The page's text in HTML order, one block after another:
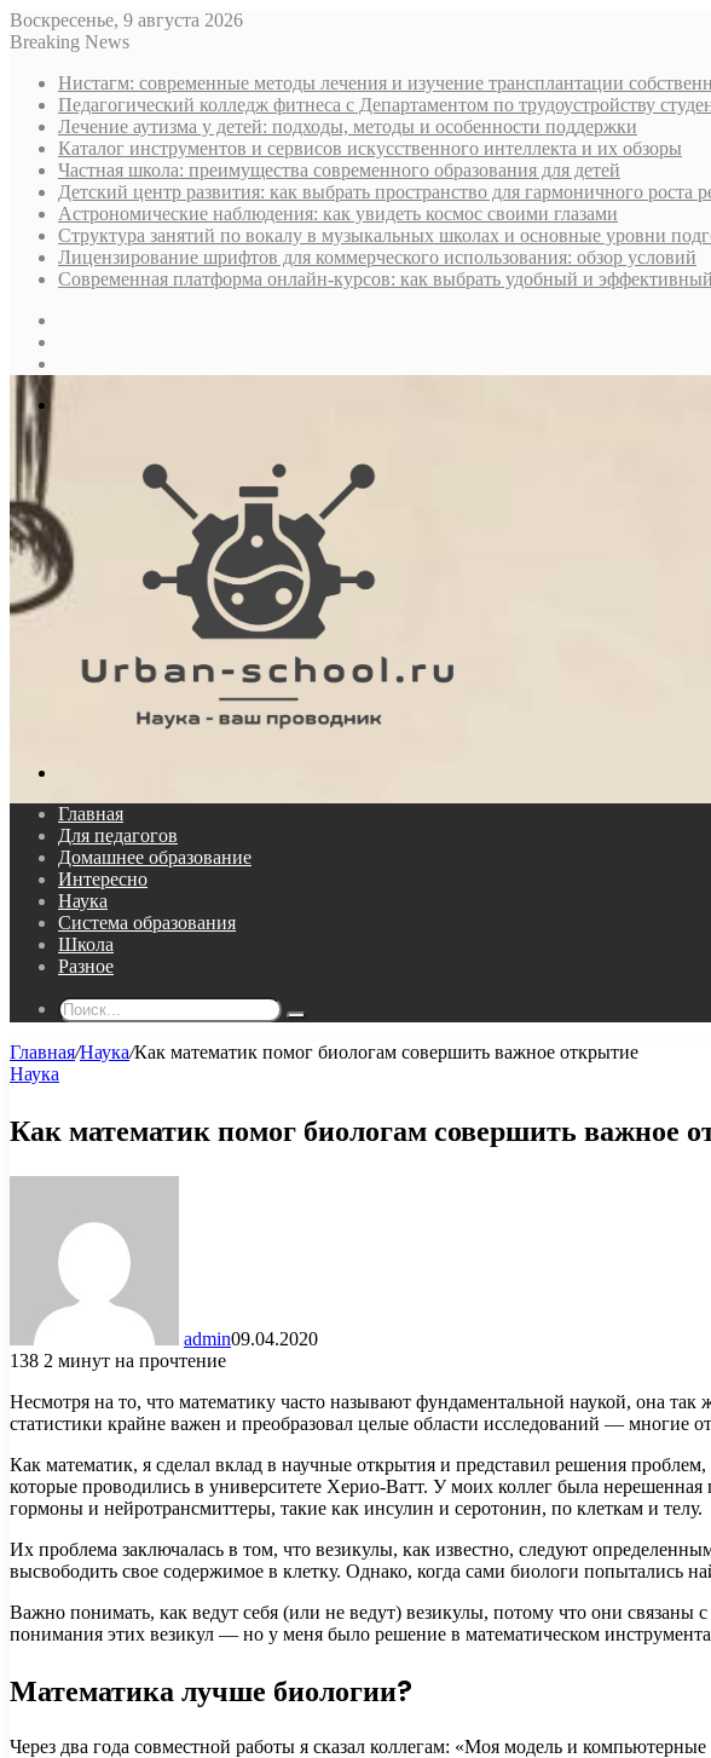
Воскресенье, 9 августа 2026
Breaking News
Нистагм: современные методы лечения и изучение трансплантации
Педагогический колледж фитнеса с Департаментом по трудоустройству
Лечение аутизма у детей: подходы, методы и особенности поддержки
Каталог инструментов и сервисов искусственного интеллекта и их обзоры
Частная школа: преимущества современного образования для детей
Детский центр развития: как выбрать пространство для гармоничного роста
Астрономические наблюдения: как увидеть космос своими глазами
Структура занятий по вокалу в музыкальных школах и основные уровни
Лицензирование шрифтов для коммерческого использования: обзор условий
Современная платформа онлайн-курсов: как выбрать удобный и
Главная
Для педагогов
Домашнее образование
Интересно
Наука
Система образования
Школа
Разное
Поиск...
Главная/Наука/Как математик помог биологам совершить важное открытие
Наука
Как математик помог биологам совершить важное
admin09.04.2020
138 2 минут на прочтение
Несмотря на то, что математику часто называют фундаментальной наукой, она
статистики крайне важен и преобразовал целые области исследований — многие
Как математик, я сделал вклад в научные открытия и представил решения
которые проводились в университете Херио-Ватт. У моих коллег была
гормоны и нейротрансмиттеры, такие как инсулин и серотонин, по клеткам и телу.
Их проблема заключалась в том, что везикулы, как известно, следуют
высвободить свое содержимое в клетку. Однако, когда сами биологи попытались
Важно понимать, как ведут себя (или не ведут) везикулы, потому что они связаны
понимания этих везикул — но у меня было решение в математическом
Математика лучше биологии?
Через два года совместной работы я сказал коллегам: «Моя модель и